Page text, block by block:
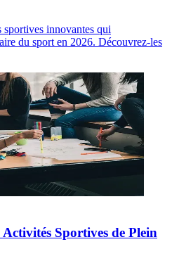
innovantes qui
du sport en 2026. Découvrez-les
Sportives de Plein